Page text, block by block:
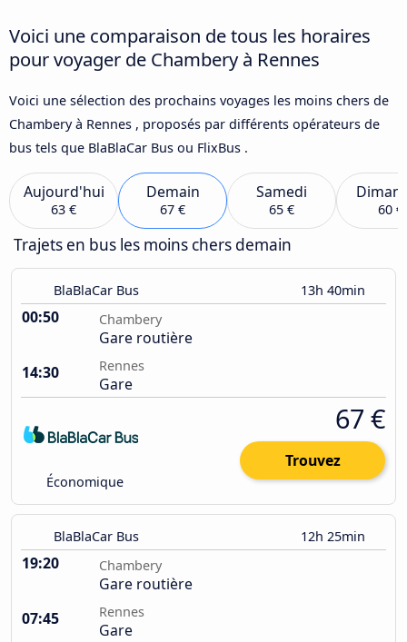
Voici une comparaison de tous les horaires
pour voyager de Chambery à Rennes
Voici une sélection des prochains voyages les moins chers de
Chambery à Rennes , proposés par différents opérateurs de
bus tels que BlaBlaCar Bus ou FlixBus .
Aujourd'hui
63 €
Demain
67 €
Samedi
65 € 60 €
Trajets en bus les moins chers demain
BlaBlaCar Bus 13h 40min
00:50 Chambery
Gare routière
14:30
Rennes
Gare
Économique
67 €
Trouvez
BlaBlaCar Bus 12h 25min
19:20 Chambery
Gare routière
07:45
Rennes
Gare